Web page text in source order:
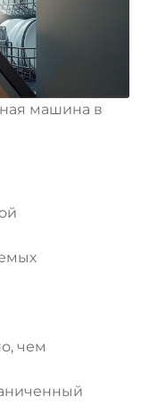
машина в
чем